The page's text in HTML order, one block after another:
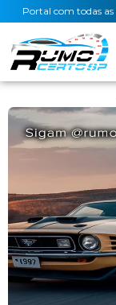
Portal com todas as